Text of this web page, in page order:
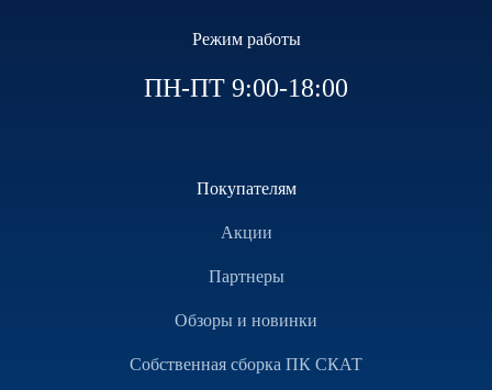
Режим работы
ПН-ПТ 9:00-18:00
Покупателям
Акции
Партнеры
Обзоры и новинки
Собственная сборка ПК СКАТ